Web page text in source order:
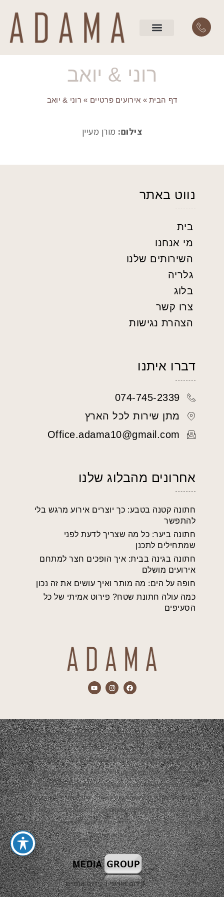
רוני & יואב
דף הבית» אירועים פרטיים » רוני & יואב
צילום: מורן מעיין
נווט באתר
בית
מי אנחנו
השירותים שלנו
גלריה
בלוג
צרו קשר
הצהרת נגישות
דברו איתנו
074-745-2339
מתן שירות לכל הארץ
Office.adama10@gmail.com
אחרונים מהבלוג שלנו
חתונה קטנה בטבע: כך יוצרים אירוע מרגש בלי
להתפשר
חתונה ביער: כל מה שצריך לדעת לפני
שמתחילים לתכנן
חתונה בגינה בבית: איך הופכים חצר למתחם
אירועים מושלם
חופה על הים: מה מותר ואיך עושים את זה נכון
כמה עולה חתונת שטח? פירוט אמיתי של כל
הסעיפים
התכנים המוצגים באתר הם אך ורק מתוך אירועים שהופקו ע"י חברת אדמה.
הפקת האירועים תמיד תהיה בשיתוף צדדים נוספים כגון: ריהוט, עיצוב,
קייטרינג, נכסי שטח, סידור פרחים, צלמים, להקות, די ג'יי ועוד…
התכנים המוצגים באתר יהיו באישור קבלני המשנה ובשיתוף פעולה של פרסום
ועבודה משותפת. אם והיה ומצאת תוכן שלא לרוחך ובבעלותך זכויות יוצרים או
קניין רוחני ו/או אין ברצונך שהתוכן יופיע באתר, וגם לא כפרסום חינמי מצידנו,
אנא פנה אלינו בכל דרך שמוצגת כאן באתר או ברשתות החברתיות ואנו נענה
בהקדם האפשרי בכדי לסדר את הבעיה ו/או את אי הנעימות, תודה וסליחה
מראש, צוות אדמה.
קידום אורגני|קידום אתרים